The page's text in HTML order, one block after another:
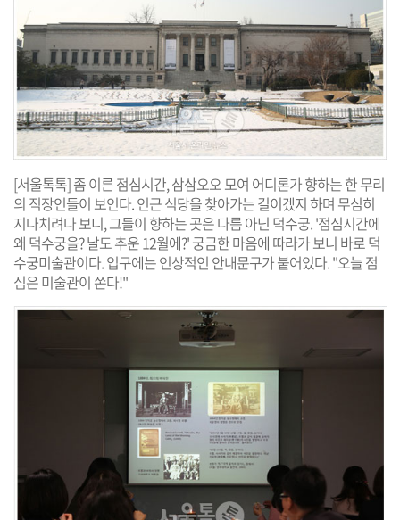
[서울톡톡] 좀 이른 점심시간, 삼삼오오 모여 어디론가 향하는 한 무리
의 직장인들이 보인다. 인근 식당을 찾아가는 길이겠지 하며 무심히
지나치려다 보니, 그들이 향하는 곳은 다름 아닌 덕수궁. '점심시간에
왜 덕수궁을? 날도 추운 12월에?' 궁금한 마음에 따라가 보니 바로 덕
수궁미술관이다. 입구에는 인상적인 안내문구가 붙어있다. "오늘 점
심은 미술관이 쏜다!"